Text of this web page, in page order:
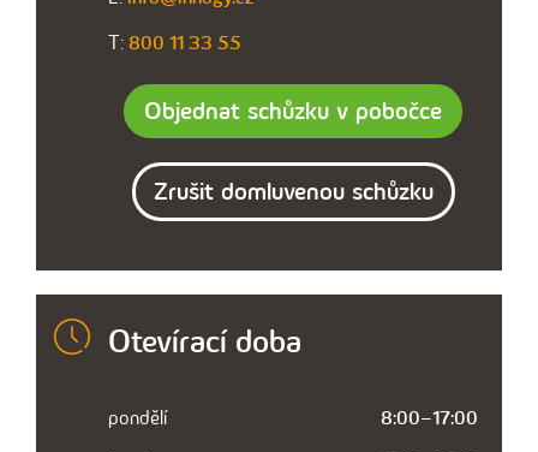
T: 800 11 33 55
Objednat schůzku v pobočce
Zrušit domluvenou schůzku
Otevírací doba
pondělí
8:00–17:00